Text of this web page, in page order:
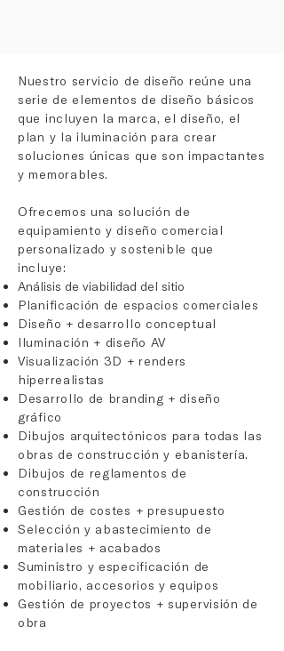
Nuestro servicio de diseño reúne una
serie de elementos de diseño básicos
que incluyen la marca, el diseño, el
plan y la iluminación para crear
soluciones únicas que son impactantes
y memorables.
Ofrecemos una solución de
equipamiento y diseño comercial
personalizado y sostenible que
incluye:
Análisis de viabilidad del sitio
Planificación de espacios comerciales
Diseño + desarrollo conceptual
Iluminación + diseño AV
Visualización 3D + renders
hiperrealistas
Desarrollo de branding + diseño
gráfico
Dibujos arquitectónicos para todas las
obras de construcción y ebanistería.
Dibujos de reglamentos de
construcción
Gestión de costes + presupuesto
Selección y abastecimiento de
materiales + acabados
Suministro y especificación de
mobiliario, accesorios y equipos
Gestión de proyectos + supervisión de
obra